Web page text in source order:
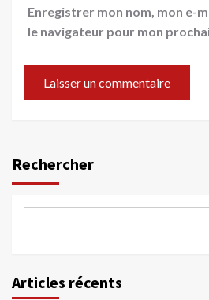
Enregistrer mon nom, mon e-
le navigateur pour mon
Rechercher
Articles récents